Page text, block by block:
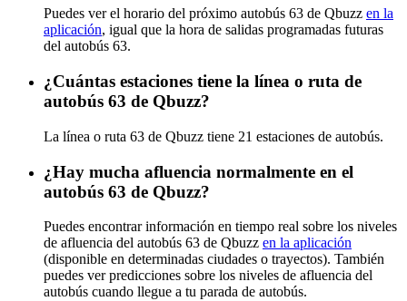
Puedes ver el horario del próximo autobús 63 de Qbuzz en la
aplicación, igual que la hora de salidas programadas futuras
del autobús 63.
¿Cuántas estaciones tiene la línea o ruta de
autobús 63 de Qbuzz?
La línea o ruta 63 de Qbuzz tiene 21 estaciones de autobús.
¿Hay mucha afluencia normalmente en el
autobús 63 de Qbuzz?
Puedes encontrar información en tiempo real sobre los niveles
de afluencia del autobús 63 de Qbuzz en la aplicación
(disponible en determinadas ciudades o trayectos). También
puedes ver predicciones sobre los niveles de afluencia del
autobús cuando llegue a tu parada de autobús.